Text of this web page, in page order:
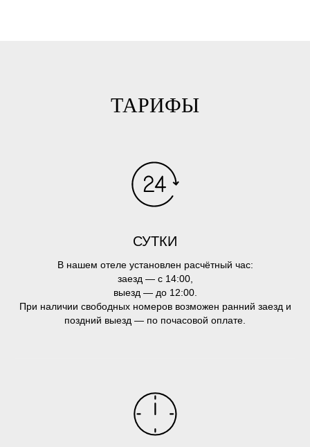
ТАРИФЫ
СУТКИ
В нашем отеле установлен расчётный час:
заезд — с 14:00,
выезд — до 12:00.
При наличии свободных номеров возможен ранний заезд и
поздний выезд — по почасовой оплате.